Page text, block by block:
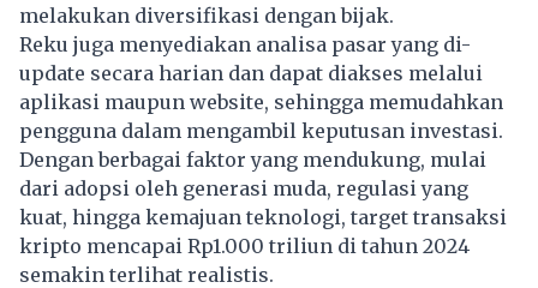
melakukan diversifikasi dengan bijak.
Reku juga menyediakan analisa pasar yang di-
update secara harian dan dapat diakses melalui
aplikasi maupun website, sehingga memudahkan
pengguna dalam mengambil keputusan investasi.
Dengan berbagai faktor yang mendukung, mulai
dari adopsi oleh generasi muda, regulasi yang
kuat, hingga kemajuan teknologi, target transaksi
kripto mencapai Rp1.000 triliun di tahun 2024
semakin terlihat realistis.